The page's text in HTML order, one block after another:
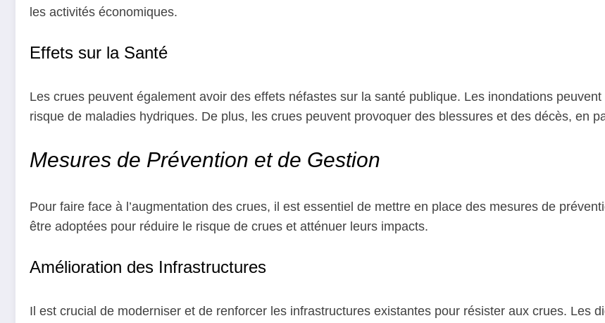
les activités économiques.
Effets sur la Santé
Les crues peuvent également avoir des effets néfastes sur la santé publique. Les inondations
risque de maladies hydriques. De plus, les crues peuvent provoquer des blessures et des décès, en
Mesures de Prévention et de Gestion
Pour faire face à l’augmentation des crues, il est essentiel de mettre en place des mesures de
être adoptées pour réduire le risque de crues et atténuer leurs impacts.
Amélioration des Infrastructures
Il est crucial de moderniser et de renforcer les infrastructures existantes pour résister aux crues. Les